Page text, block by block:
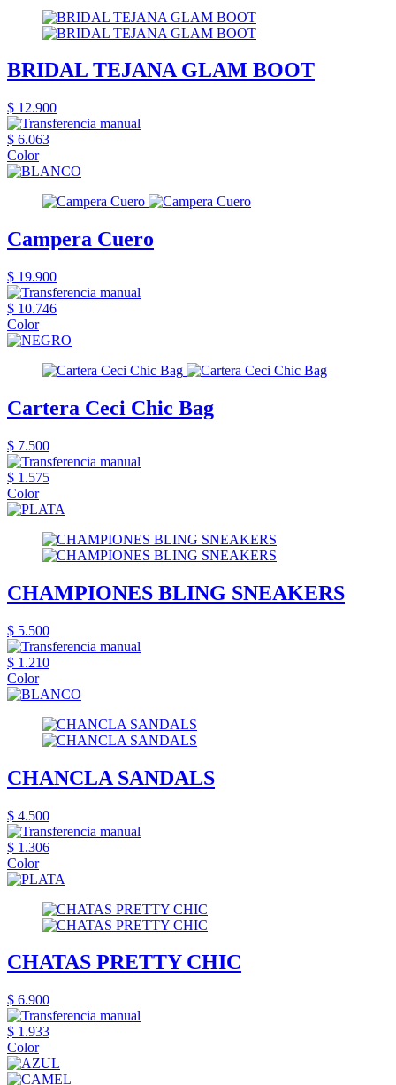
BRIDAL TEJANA GLAM BOOT
$ 12.900
$ 6.063
Color
Campera Cuero
$ 19.900
$ 10.746
Color
Cartera Ceci Chic Bag
$ 7.500
$ 1.575
Color
CHAMPIONES BLING SNEAKERS
$ 5.500
$ 1.210
Color
CHANCLA SANDALS
$ 4.500
$ 1.306
Color
CHATAS PRETTY CHIC
$ 6.900
$ 1.933
Color